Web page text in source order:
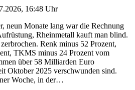
16:48 Uhr
neun Monate lang war die Rechnung
Rheinmetall kauft man blind.
Renk minus 52 Prozent,
TKMS minus 24 Prozent vom
über 58 Milliarden Euro
Oktober 2025 verschwunden sind.
Woche, in der…